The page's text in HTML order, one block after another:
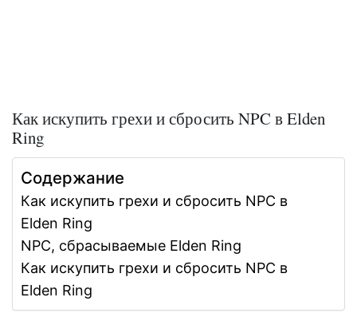
Как искупить грехи и сбросить NPC в Elden
Ring
Содержание
Как искупить грехи и сбросить NPC в
Elden Ring
NPC, сбрасываемые Elden Ring
Как искупить грехи и сбросить NPC в
Elden Ring